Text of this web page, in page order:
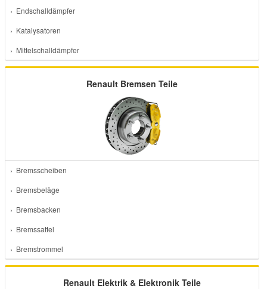
› Endschalldämpfer
› Katalysatoren
› Mittelschalldämpfer
Renault Bremsen Teile
› Bremsscheiben
› Bremsbeläge
› Bremsbacken
› Bremssattel
› Bremstrommel
Renault Elektrik & Elektronik Teile